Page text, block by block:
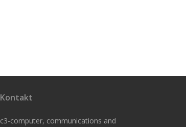
Kontakt
c3-computer, communications and